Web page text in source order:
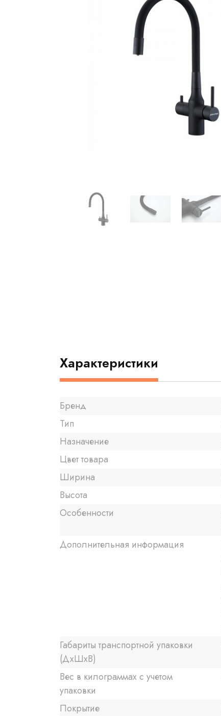
Характеристики
Бренд
Тип
Назначение
Цвет товара
Ширина
Высота
Особенности
Дополнительная информация
Габариты транспортной упаковки
(ДхШхВ)
Вес в килограммах с учетом
упаковки
Покрытие